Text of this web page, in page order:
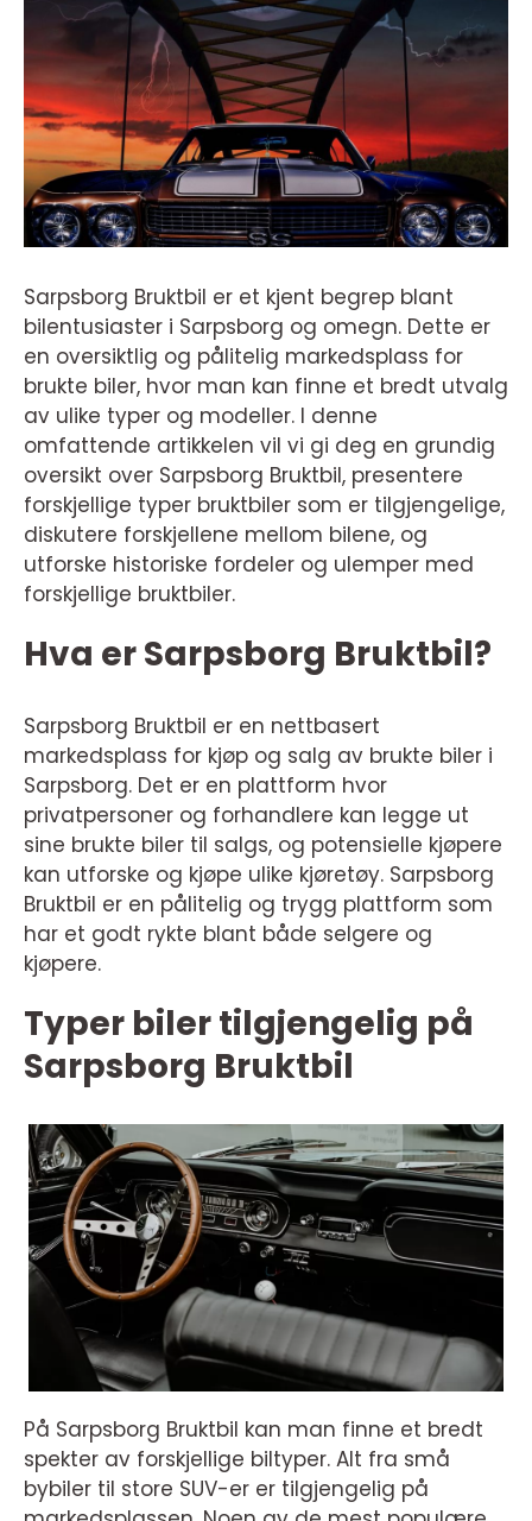
Sarpsborg Bruktbil er et kjent begrep blant
bilentusiaster i Sarpsborg og omegn. Dette er
en oversiktlig og pålitelig markedsplass for
brukte biler, hvor man kan finne et bredt utvalg
av ulike typer og modeller. I denne
omfattende artikkelen vil vi gi deg en grundig
oversikt over Sarpsborg Bruktbil, presentere
forskjellige typer bruktbiler som er tilgjengelige,
diskutere forskjellene mellom bilene, og
utforske historiske fordeler og ulemper med
forskjellige bruktbiler.
Hva er Sarpsborg Bruktbil?
Sarpsborg Bruktbil er en nettbasert
markedsplass for kjøp og salg av brukte biler i
Sarpsborg. Det er en plattform hvor
privatpersoner og forhandlere kan legge ut
sine brukte biler til salgs, og potensielle kjøpere
kan utforske og kjøpe ulike kjøretøy. Sarpsborg
Bruktbil er en pålitelig og trygg plattform som
har et godt rykte blant både selgere og
kjøpere.
Typer biler tilgjengelig på
Sarpsborg Bruktbil
På Sarpsborg Bruktbil kan man finne et bredt
spekter av forskjellige biltyper. Alt fra små
bybiler til store SUV-er er tilgjengelig på